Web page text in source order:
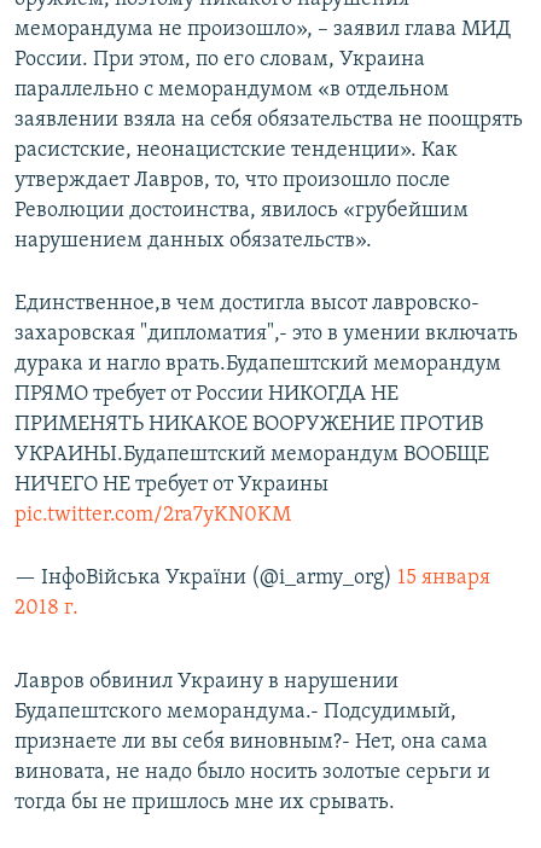
меморандума не произошло», – заявил глава МИД
России. При этом, по его словам, Украина
параллельно с меморандумом «в отдельном
заявлении взяла на себя обязательства не поощрять
расистские, неонацистские тенденции». Как
утверждает Лавров, то, что произошло после
Революции достоинства, явилось «грубейшим
нарушением данных обязательств».
Единственное,в чем достигла высот лавровско-
захаровская "дипломатия",- это в умении включать
дурака и нагло врать.Будапештский меморандум
ПРЯМО требует от России НИКОГДА НЕ
ПРИМЕНЯТЬ НИКАКОЕ ВООРУЖЕНИЕ ПРОТИВ
УКРАИНЫ.Будапештский меморандум ВООБЩЕ
НИЧЕГО НЕ требует от Украины
pic.twitter.com/2ra7yKN0KM
— ІнфоВійська України (@i_army_org) 15 января
2018 г.
Лавров обвинил Украину в нарушении
Будапештского меморандума.- Подсудимый,
признаете ли вы себя виновным?- Нет, она сама
виновата, не надо было носить золотые серьги и
тогда бы не пришлось мне их срывать.